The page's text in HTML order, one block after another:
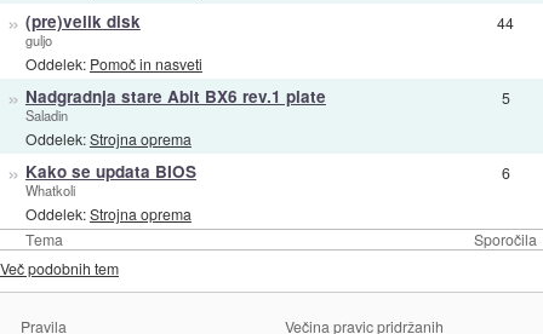
Tema Sporočila
» (pre)velik disk
guljo
Oddelek: Pomoč in nasveti
44
» Nadgradnja stare Abit BX6 rev.1 plate
Saladin
Oddelek:Strojna oprema
5
» Kako se updata BIOS
Whatkoli
Oddelek:Strojna oprema
6
Več podobnih tem
Pravila Večina pravic pridržanih